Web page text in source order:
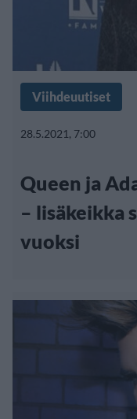
Viihdeuutiset
28.5.2021, 7:00
Queen ja
– lisäkeikka
vuoksi